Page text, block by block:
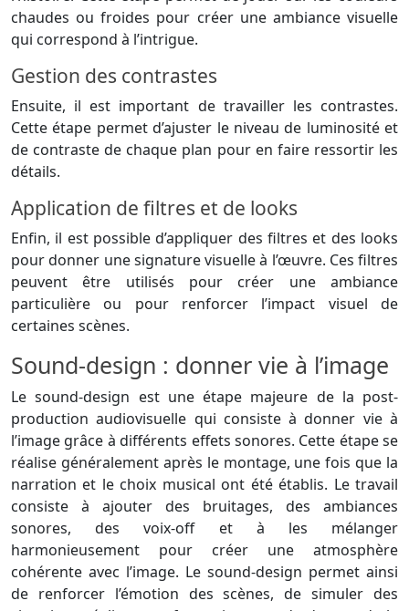
chaudes ou froides pour créer une ambiance visuelle
qui correspond à l’intrigue.
Gestion des contrastes
Ensuite, il est important de travailler les contrastes.
Cette étape permet d’ajuster le niveau de luminosité et
de contraste de chaque plan pour en faire ressortir les
détails.
Application de filtres et de looks
Enfin, il est possible d’appliquer des filtres et des looks
pour donner une signature visuelle à l’œuvre. Ces filtres
peuvent être utilisés pour créer une ambiance
particulière ou pour renforcer l’impact visuel de
certaines scènes.
Sound-design : donner vie à l’image
Le sound-design est une étape majeure de la post-
production audiovisuelle qui consiste à donner vie à
l’image grâce à différents effets sonores. Cette étape se
réalise généralement après le montage, une fois que la
narration et le choix musical ont été établis. Le travail
consiste à ajouter des bruitages, des ambiances
sonores, des voix-off et à les mélanger
harmonieusement pour créer une atmosphère
cohérente avec l’image. Le sound-design permet ainsi
de renforcer l’émotion des scènes, de simuler des